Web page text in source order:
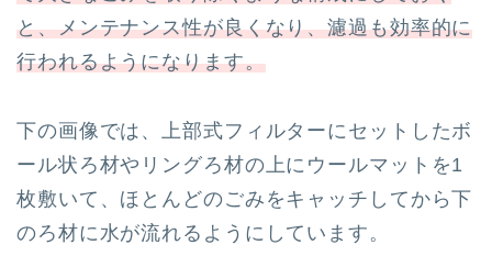
と、メンテナンス性が良くなり、濾過も効率的に
行われるようになります。
下の画像では、上部式フィルターにセットしたボ
ール状ろ材やリングろ材の上にウールマットを1
枚敷いて、ほとんどのごみをキャッチしてから下
のろ材に水が流れるようにしています。